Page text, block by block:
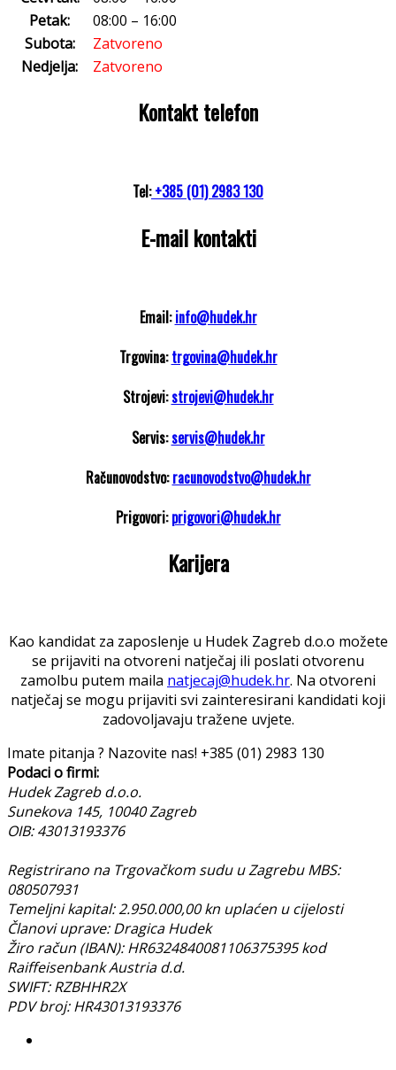
Petak:
08:00 – 16:00
Subota:
Zatvoreno
Nedjelja:
Zatvoreno
Kontakt telefon
Tel:+385 (01) 2983 130
E-mail kontakti
Email: info@hudek.hr
Trgovina: trgovina@hudek.hr
Strojevi: strojevi@hudek.hr
Servis: servis@hudek.hr
Računovodstvo: racunovodstvo@hudek.hr
Prigovori: prigovori@hudek.hr
Karijera
Kao kandidat za zaposlenje u Hudek Zagreb d.o.o možete
se prijaviti na otvoreni natječaj ili poslati otvorenu
zamolbu putem maila natjecaj@hudek.hr. Na otvoreni
natječaj se mogu prijaviti svi zainteresirani kandidati koji
zadovoljavaju tražene uvjete.
Imate pitanja ? Nazovite nas! +385 (01) 2983 130
Podaci o firmi:
Hudek Zagreb d.o.o.
Sunekova 145, 10040 Zagreb
OIB: 43013193376
Registrirano na Trgovačkom sudu u Zagrebu MBS:
080507931
Temeljni kapital: 2.950.000,00 kn uplaćen u cijelosti
Članovi uprave: Dragica Hudek
Žiro račun (IBAN): HR6324840081106375395 kod
Raiffeisenbank Austria d.d.
SWIFT: RZBHHR2X
PDV broj: HR43013193376